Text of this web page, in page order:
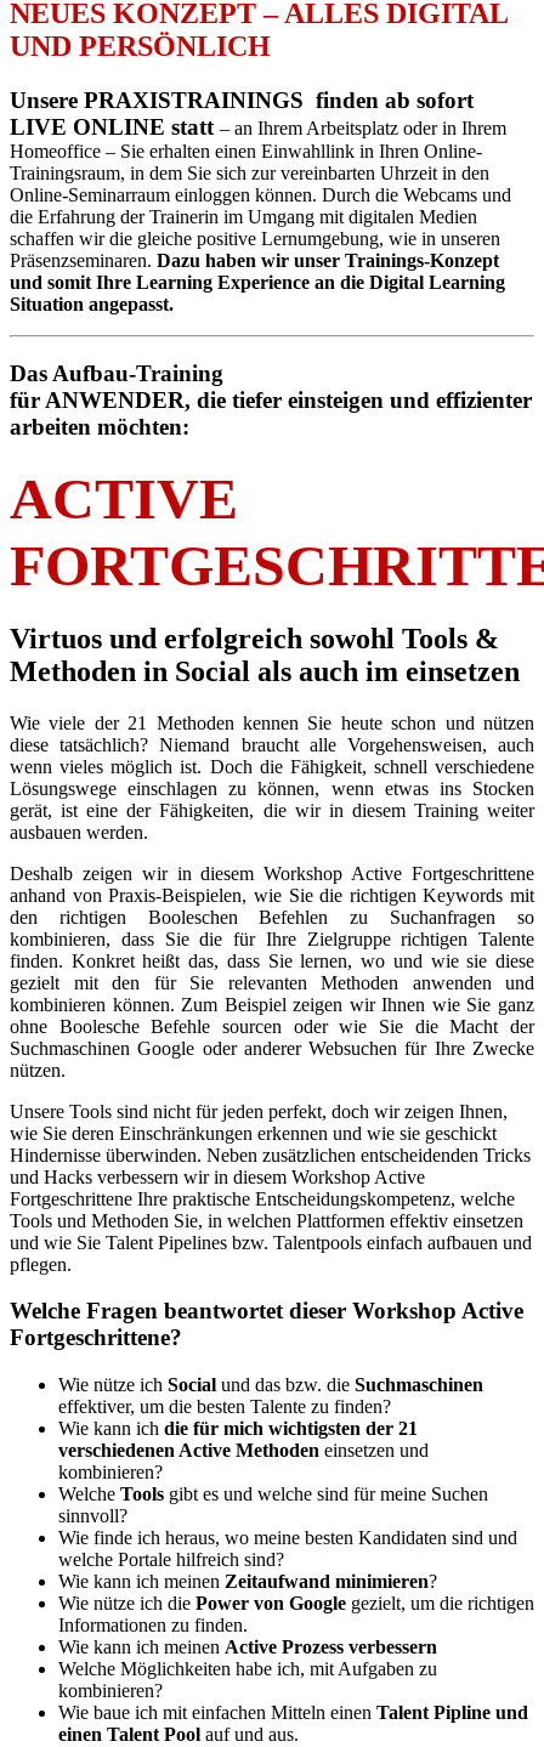
NEUES KONZEPT – ALLES DIGITAL
UND PERSÖNLICH
Unsere PRAXISTRAININGS finden ab sofort
LIVE ONLINE statt – an Ihrem Arbeitsplatz oder in Ihrem
Homeoffice – Sie erhalten einen Einwahllink in Ihren Online-
Trainingsraum, in dem Sie sich zur vereinbarten Uhrzeit in den
Online-Seminarraum einloggen können. Durch die Webcams und
die Erfahrung der Trainerin im Umgang mit digitalen Medien
schaffen wir die gleiche positive Lernumgebung, wie in unseren
Präsenzseminaren. Dazu haben wir unser Trainings-Konzept
und somit Ihre Learning Experience an die Digital Learning
Situation angepasst.
Das Aufbau-Training
für ANWENDER, die tiefer einsteigen und effizienter
arbeiten möchten:
ACTIVE
Virtuos und erfolgreich sowohl Tools &
Methoden in Social als auch im einsetzen
Wie viele der 21 Methoden kennen Sie heute schon und nützen
diese tatsächlich? Niemand braucht alle Vorgehensweisen, auch
wenn vieles möglich ist. Doch die Fähigkeit, schnell verschiedene
Lösungswege einschlagen zu können, wenn etwas ins Stocken
gerät, ist eine der Fähigkeiten, die wir in diesem Training weiter
ausbauen werden.
Deshalb zeigen wir in diesem Workshop Active Fortgeschrittene
anhand von Praxis-Beispielen, wie Sie die richtigen Keywords mit
den richtigen Booleschen Befehlen zu Suchanfragen so
kombinieren, dass Sie die für Ihre Zielgruppe richtigen Talente
finden. Konkret heißt das, dass Sie lernen, wo und wie sie diese
gezielt mit den für Sie relevanten Methoden anwenden und
kombinieren können. Zum Beispiel zeigen wir Ihnen wie Sie ganz
ohne Boolesche Befehle sourcen oder wie Sie die Macht der
Suchmaschinen Google oder anderer Websuchen für Ihre Zwecke
nützen.
Unsere Tools sind nicht für jeden perfekt, doch wir zeigen Ihnen,
wie Sie deren Einschränkungen erkennen und wie sie geschickt
Hindernisse überwinden. Neben zusätzlichen entscheidenden Tricks
und Hacks verbessern wir in diesem Workshop Active
Fortgeschrittene Ihre praktische Entscheidungskompetenz, welche
Tools und Methoden Sie, in welchen Plattformen effektiv einsetzen
und wie Sie Talent Pipelines bzw. Talentpools einfach aufbauen und
pflegen.
Welche Fragen beantwortet dieser Workshop Active
Fortgeschrittene?
Wie nütze ich Social und das bzw. die Suchmaschinen
effektiver, um die besten Talente zu finden?
Wie kann ich die für mich wichtigsten der 21
verschiedenen Active Methoden einsetzen und
kombinieren?
Welche Tools gibt es und welche sind für meine Suchen
sinnvoll?
Wie finde ich heraus, wo meine besten Kandidaten sind und
welche Portale hilfreich sind?
Wie kann ich meinen Zeitaufwand minimieren?
Wie nütze ich die Power von Google gezielt, um die richtigen
Informationen zu finden.
Wie kann ich meinen Active Prozess verbessern
Welche Möglichkeiten habe ich, mit Aufgaben zu
kombinieren?
Wie baue ich mit einfachen Mitteln einen Talent Pipline und
einen Talent Pool auf und aus.